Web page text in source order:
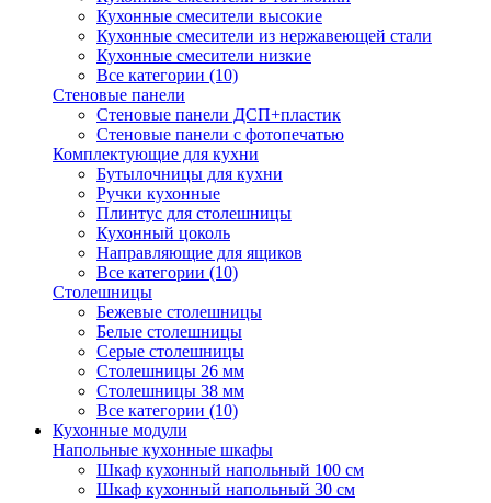
Кухонные смесители высокие
Кухонные смесители из нержавеющей стали
Кухонные смесители низкие
Все категории (10)
Стеновые панели
Стеновые панели ДСП+пластик
Стеновые панели с фотопечатью
Комплектующие для кухни
Бутылочницы для кухни
Ручки кухонные
Плинтус для столешницы
Кухонный цоколь
Направляющие для ящиков
Все категории (10)
Столешницы
Бежевые столешницы
Белые столешницы
Серые столешницы
Столешницы 26 мм
Столешницы 38 мм
Все категории (10)
Кухонные модули
Напольные кухонные шкафы
Шкаф кухонный напольный 100 см
Шкаф кухонный напольный 30 см